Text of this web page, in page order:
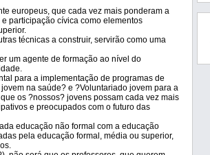
europeus, que cada vez mais ponderam a
participação cívica como elementos
técnicas a construir, servirão como uma
um agente de formação ao nível do
para a implementação de programas de
na saúde? e ?Voluntariado jovem para a
os ?nossos? jovens possam cada vez mais
e preocupados com o futuro das
educação não formal com a educação
pela educação formal, média ou superior,